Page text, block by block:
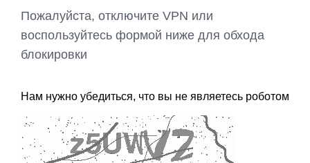
Пожалуйста, отключите VPN или
воспользуйтесь формой ниже для обхода
блокировки
Нам нужно убедиться, что вы не являетесь роботом